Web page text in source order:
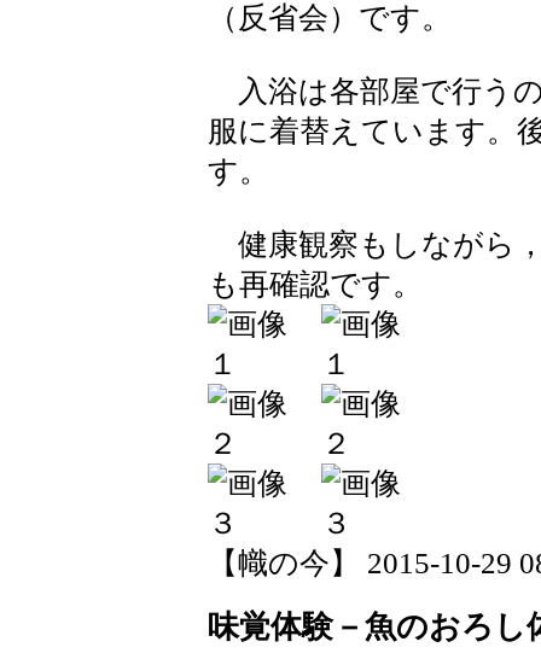
（反省会）です。
入浴は各部屋で行う
服に着替えています。
す。
健康観察もしながら
も再確認です。
【幟の今】 2015-10-29
味覚体験－魚のおろし